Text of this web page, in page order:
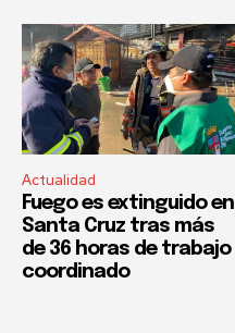
Actualidad
Fuego es extinguido en
Santa Cruz tras más
de 36 horas de trabajo
coordinado